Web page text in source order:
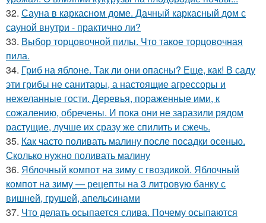
32. Сауна в каркасном доме. Дачный каркасный дом с
сауной внутри - практично ли?
33. Выбор торцовочной пилы. Что такое торцовочная
пила.
34. Гриб на яблоне. Так ли они опасны? Еще, как! В саду
эти грибы не санитары, а настоящие агрессоры и
нежеланные гости. Деревья, пораженные ими, к
сожалению, обречены. И пока они не заразили рядом
растущие, лучше их сразу же спилить и сжечь.
35. Как часто поливать малину после посадки осенью.
Сколько нужно поливать малину
36. Яблочный компот на зиму с гвоздикой. Яблочный
компот на зиму — рецепты на 3 литровую банку с
вишней, грушей, апельсинами
37. Что делать осыпается слива. Почему осыпаются